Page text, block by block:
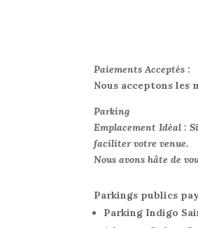
Paiements Acceptés :
Nous acceptons les
Parking
Emplacement Idéal :
faciliter votre venue.
Nous avons hâte de
Parkings publics
Parking Indigo